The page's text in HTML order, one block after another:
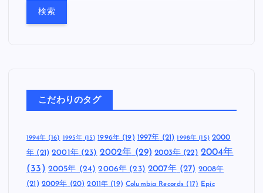
こだわりのタグ
1994年(16) 1995年 (15) 1996年(19) 1997年 (21) 1998年 (15) 2000
年 (21) 2001年(23) 2002年 (29) 2003年 (22) 2004年
(33) 2005年 (24) 2006年 (23) 2007年(27) 2008年
(21) 2009年 (20) 2011年 (19) Columbia Records (17) Epic